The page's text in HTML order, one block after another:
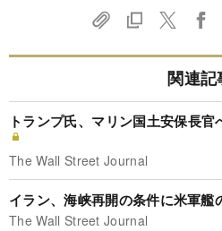
関連記
トランプ氏、マリン国土安保長官
The Wall Street Journal
イラン、海峡再開の条件に米軍艦
The Wall Street Journal